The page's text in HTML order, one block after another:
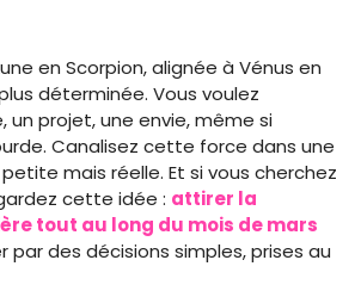
en Scorpion, alignée à Vénus en
déterminée. Vous voulez
un projet, une envie, même si
Canalisez cette force dans une
mais réelle. Et si vous cherchez
cette idée : attirer la
tout au long du mois de mars
par des décisions simples, prises au